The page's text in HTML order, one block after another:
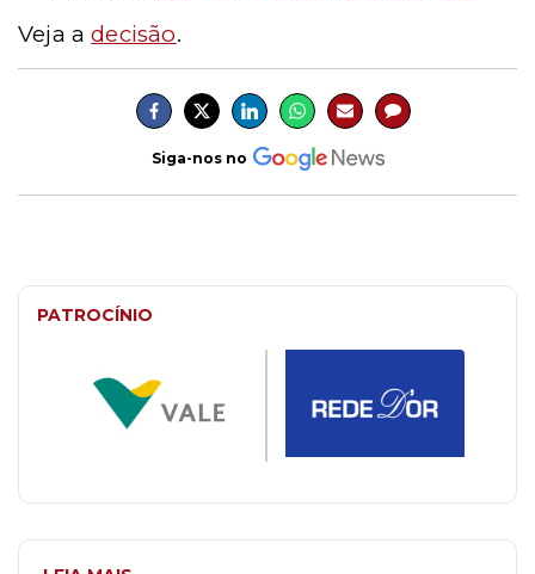
Veja adecisão.
Siga-nos no
PATROCÍNIO